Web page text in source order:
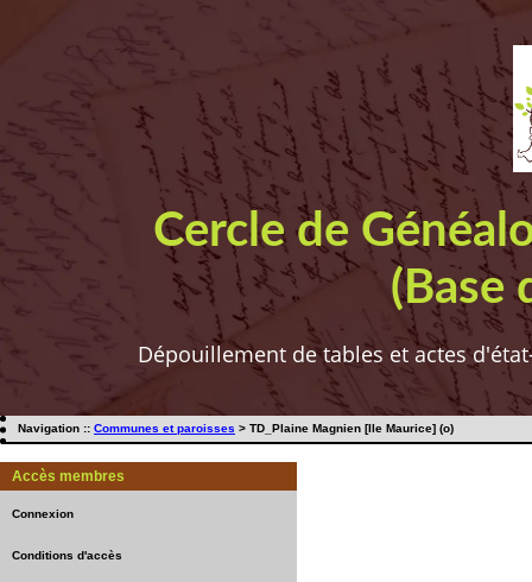
Cercle de
(Base
Dépouillement de tables et actes
Navigation :: Communes et paroisses > TD_Plaine Magnien [Ile Maurice] (o)
Accès membres
Connexion
Conditions d'accès